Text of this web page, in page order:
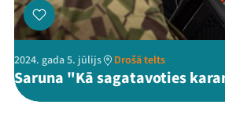
2024. gada 5. jūlijs Drošā telts
Saruna "Kā sagatavoties